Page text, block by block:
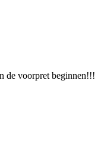
de voorpret beginnen!!!